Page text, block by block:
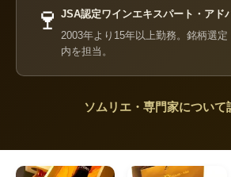
🍷 JSA認定ワインエキスパート・アド
2003年より15年以上勤務。銘柄選
内を担当。
ソムリエ・専門家について